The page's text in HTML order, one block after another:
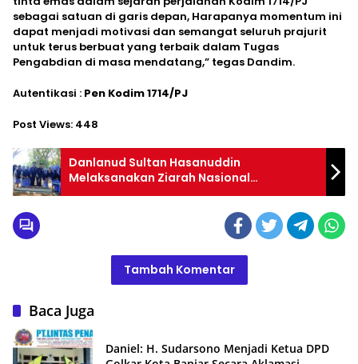
sebagai satuan di garis depan, Harapanya momentum ini
dapat menjadi motivasi dan semangat seluruh prajurit
untuk terus berbuat yang terbaik dalam Tugas
Pengabdian di masa mendatang,” tegas Dandim.
Autentikasi : Pen Kodim 1714/PJ
Post Views: 448
Danlanud Sultan Hasanuddin
Melaksanakan Ziarah Nasional
Peringatan HUT Ke-79 TNI
Tambah Komentar
Baca Juga
Daniel: H. Sudarsono Menjadi Ketua DPD